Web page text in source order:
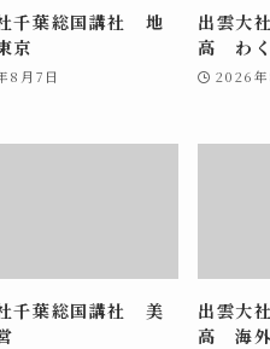
千葉総国講社 地
京
8月7日
出雲大
高 わ
2026
千葉総国講社 美
出雲大
高 海